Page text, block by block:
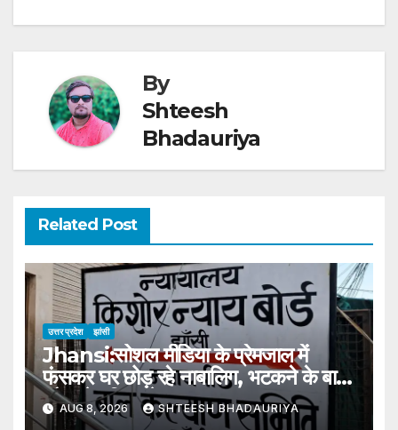
By
Shteesh
Bhadauriya
Related Post
उत्तर प्रदेश झांसी
Jhansi:सोशल मीडिया के प्रेमजाल में
फंसकर घर छोड़ रहे नाबालिग, भटकने के बाद
लौट रहे परिवार के पास – Jhansi:
Minors Leaving Home After
AUG 8, 2026 SHTEESH BHADAURIYA